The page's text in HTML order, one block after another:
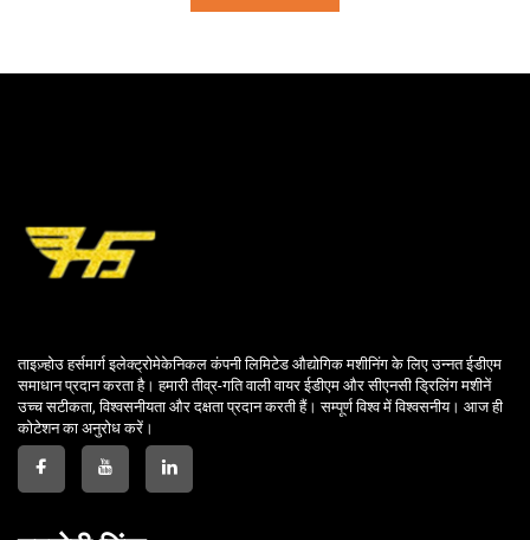
ताइज़्होउ हर्समार्ग इलेक्ट्रोमेकेनिकल कंपनी लिमिटेड औद्योगिक मशीनिंग के लिए उन्नत ईडीएम
समाधान प्रदान करता है। हमारी तीव्र-गति वाली वायर ईडीएम और सीएनसी ड्रिलिंग मशीनें
उच्च सटीकता, विश्वसनीयता और दक्षता प्रदान करती हैं। सम्पूर्ण विश्व में विश्वसनीय। आज ही
कोटेशन का अनुरोध करें।